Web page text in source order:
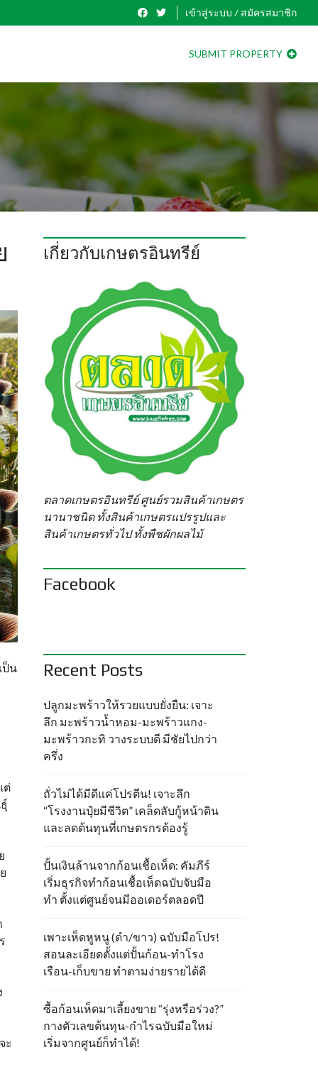
เข้าสู่ระบบ / สมัครสมาชิก
SUBMIT PROPERTY
ป็น
ต่
ะ
เกี่ยวกับเกษตรอินทรีย์
ตลาดเกษตรอินทรีย์ ศูนย์รวมสินค้าเกษตร
นานาชนิด ทั้งสินค้าเกษตรแปรรูปและ
สินค้าเกษตรทั่วไป ทั้งพืชผักผลไม้
Facebook
Recent Posts
ปลูกมะพร้าวให้รวยแบบยั่งยืน: เจาะ
ลึก มะพร้าวน้ำหอม-มะพร้าวแกง-
มะพร้าวกะทิ วางระบบดี มีชัยไปกว่า
ครึ่ง
ถั่วไม่ได้มีดีแค่โปรตีน! เจาะลึก
“โรงงานปุ๋ยมีชีวิต” เคล็ดลับกู้หน้าดิน
และลดต้นทุนที่เกษตรกรต้องรู้
ปั้นเงินล้านจากก้อนเชื้อเห็ด: คัมภีร์
เริ่มธุรกิจทำก้อนเชื้อเห็ดฉบับจับมือ
ทำ ตั้งแต่ศูนย์จนมีออเดอร์ตลอดปี
เพาะเห็ดหูหนู (ดำ/ขาว) ฉบับมือโปร!
สอนละเอียดตั้งแต่ปั้นก้อน-ทำโรง
เรือน-เก็บขาย ทำตามง่ายรายได้ดี
ซื้อก้อนเห็ดมาเลี้ยงขาย “รุ่งหรือร่วง?”
กางตัวเลขต้นทุน-กำไรฉบับมือใหม่
เริ่มจากศูนย์ก็ทำได้!